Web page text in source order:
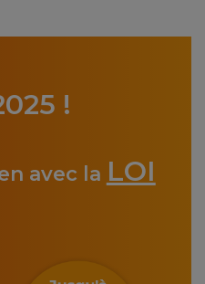
!
avec la LOI